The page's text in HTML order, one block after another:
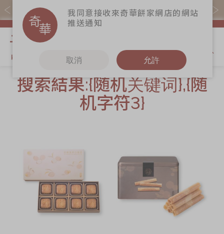
易賞錢會員憑推廣碼購買現貨產品可賺易賞錢($5=1分)
關於奇華
商務銷售
嫁喜須知
奇華網誌
奇華餅食
香港至尊月餅
2026
餅
手信禮品
家鄉餅食｜香港
製造
更多
聯絡奇華
加入奇華
搜索結果:{随机关键词},{随
机字符3}
我同意接收來奇華餅家網店的網站
推送通知
取消 允許